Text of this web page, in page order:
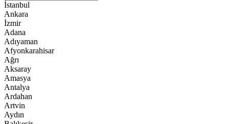
İstanbul
Ankara
İzmir
Adana
Adıyaman
Afyonkarahisar
Ağrı
Aksaray
Amasya
Antalya
Ardahan
Artvin
Aydın